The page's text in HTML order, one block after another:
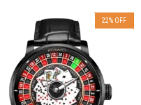
22% OFF